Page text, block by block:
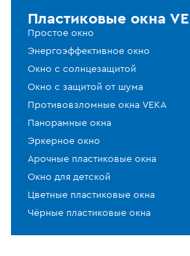
Пластиковые окна
Простое окно
Энергоэффективное окно
Окно с солнцезащитой
Окно с защитой от шума
Противовзломные окна VEKA
Панорамные окна
Эркерное окно
Арочные пластиковые окна
Окно для детской
Цветные пластиковые окна
Чёрные пластиковые окна